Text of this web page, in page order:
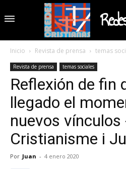
Inicio Revista de prensa temas
Revista de prensa temas sociales
Reflexión de fin
llegado el
nuevos vínculos
Cristianisme i
Por Juan - 4 enero 2020